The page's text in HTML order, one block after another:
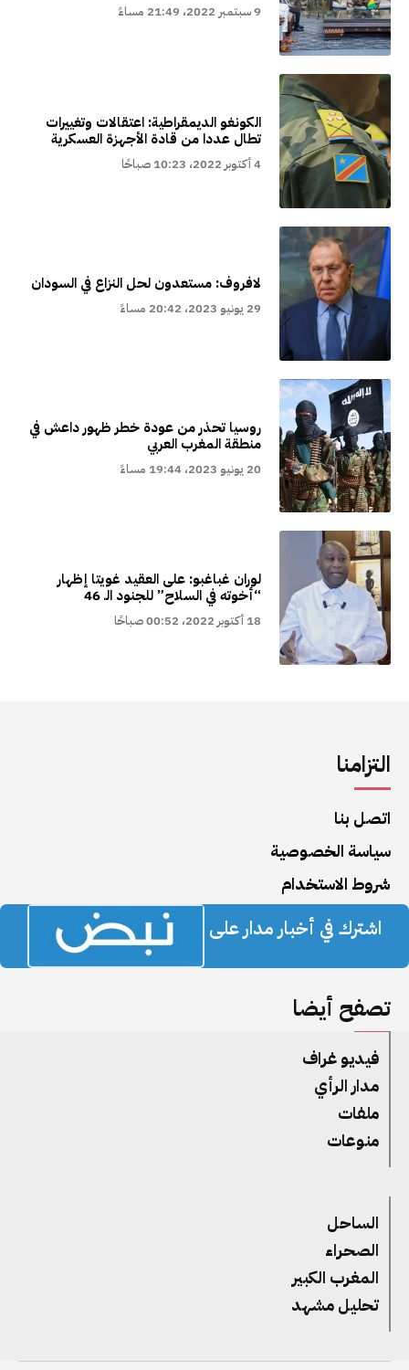
9 سبتمبر 2022، 21:49 مساءً
الكونغو الديمقراطية: اعتقالات وتغييرات
تطال عددا من قادة الأجهزة العسكرية
4 أكتوبر 2022، 10:23 صباحًا
لافروف: مستعدون لحل النزاع في السودان
29 يونيو 2023، 20:42 مساءً
روسيا تحذر من عودة خطر ظهور داعش في
منطقة المغرب العربي
20 يونيو 2023، 19:44 مساءً
لوران غباغبو: على العقيد غويتا إظهار
“أخوته في السلاح” للجنود الـ 46
18 أكتوبر 2022، 00:52 صباحًا
التزامنا
اتصل بنا
سياسة الخصوصية
شروط الاستخدام
اشترك في أخبار مدار على
تصفح أيضا
فيديو غراف
مدار الرأي
ملفات
منوعات
الساحل
الصحراء
المغرب الكبير
تحليل مشهد